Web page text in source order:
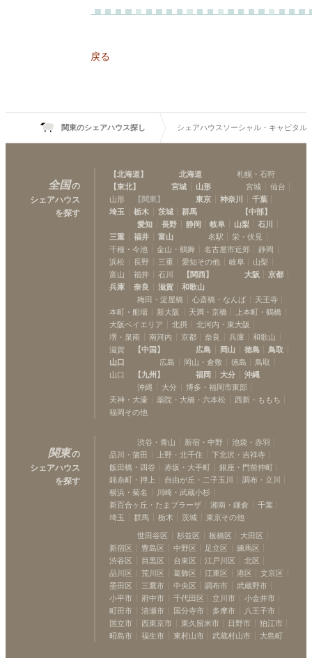
戻る
関東のシェアハウス探し シェアハウスソーシャル・キャピタル
全国の
シェアハウス
を探す
【北海道】 北海道
札幌・石狩
【東北】 宮城 山形 宮城
仙台
山形
【 関東】 東京 神奈川
千葉
埼玉
栃木 茨城 群馬 【中部】
愛知
長野 静岡 岐阜 山梨
石川
三重
福井 富山 名駅
栄・伏見
千種・今池
金山・鶴舞 名古屋市近郊
静岡
浜松
長野 三重 愛知その他 岐阜
山梨
富山
福井 石川 【 関西】 大阪
京都
兵庫
奈良 滋賀
和歌山
梅田・淀屋橋
心斎橋・なんば
天王寺
本町・船場
新大阪 天満・京橋
上本町・鶴橋
大阪ベイエリア
北摂
北河内・東大阪
堺・泉南
南河内 京都 奈良 兵庫
和歌山
滋賀
【中国 】 広島 岡山 徳島
鳥取
山口
広島 岡山・倉敷 徳島
鳥取
山口
【 九州 】 福岡 大分
沖縄
沖縄
大分
博多・福岡市東部
天神・大濠
薬院・大橋・六本松
西新・ももち
福岡その他
関東の
シェアハウス
を探す
渋谷・青山 新宿・中野
池袋・赤羽
品川・蒲田
上野・北千住
下北沢・吉祥寺
飯田橋・四谷
赤坂・大手町
銀座・門前仲町
錦糸町・押上
自由が丘・二子玉川
調布・立川
横浜・菊名
川崎・武蔵小杉
新百合ヶ丘・たまプラーザ
湘南・鎌倉
千葉
埼玉
群馬 栃木 茨城 東京その他
世田谷区 杉並区 板橋区
大田区
新宿区
豊島区 中野区 足立区
練馬区
渋谷区
目黒区 台東区 江戸川区
北区
品川区
荒川区 葛飾区 江東区 港区
文京区
墨田区
三鷹市 中央区 調布市
武蔵野市
小平市
府中市 千代田区 立川市
小金井市
町田市
清瀬市 国分寺市 多摩市
八王子市
国立市
西東京市 東久留米市 日野市
狛江市
昭島市
福生市 東村山市 武蔵村山市 大島町